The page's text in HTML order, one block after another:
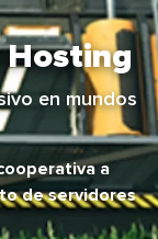
en mundos
a
de servidores